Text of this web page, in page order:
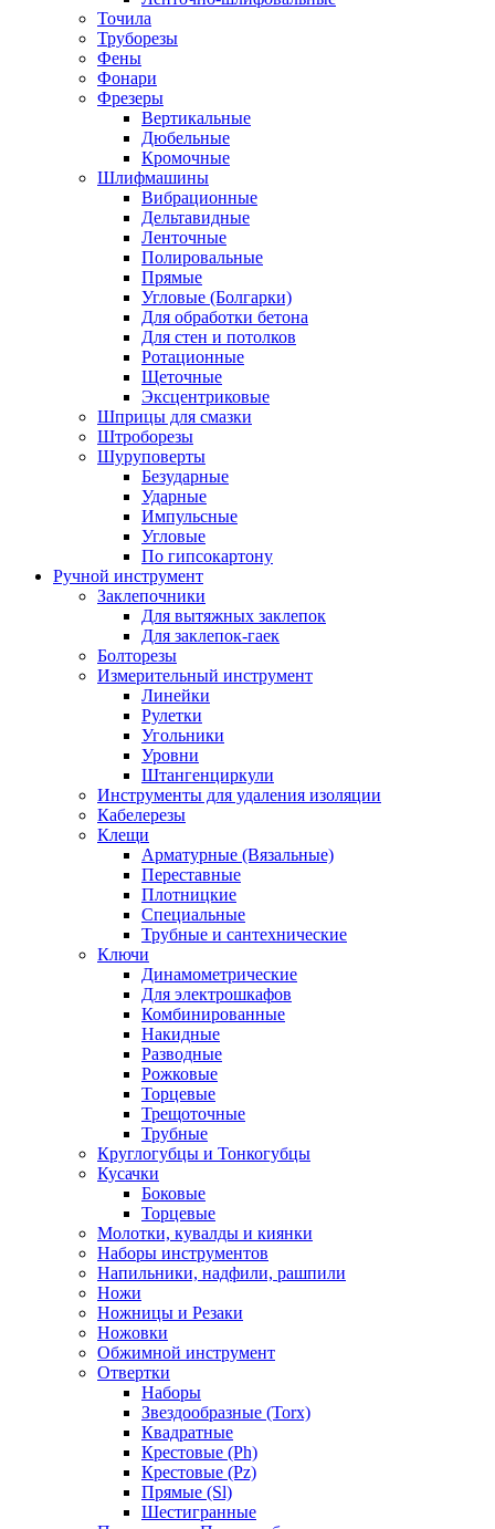
Точила
Труборезы
Фены
Фонари
Фрезеры
Вертикальные
Дюбельные
Кромочные
Шлифмашины
Вибрационные
Дельтавидные
Ленточные
Полировальные
Прямые
Угловые (Болгарки)
Для обработки бетона
Для стен и потолков
Ротационные
Щеточные
Эксцентриковые
Шприцы для смазки
Штроборезы
Шуруповерты
Безударные
Ударные
Импульсные
Угловые
По гипсокартону
Ручной инструмент
Заклепочники
Для вытяжных заклепок
Для заклепок-гаек
Болторезы
Измерительный инструмент
Линейки
Рулетки
Угольники
Уровни
Штангенциркули
Инструменты для удаления изоляции
Кабелерезы
Клещи
Арматурные (Вязальные)
Переставные
Плотницкие
Специальные
Трубные и сантехнические
Ключи
Динамометрические
Для электрошкафов
Комбинированные
Накидные
Разводные
Рожковые
Торцевые
Трещоточные
Трубные
Круглогубцы и Тонкогубцы
Кусачки
Боковые
Торцевые
Молотки, кувалды и киянки
Наборы инструментов
Напильники, надфили, рашпили
Ножи
Ножницы и Резаки
Ножовки
Обжимной инструмент
Отвертки
Наборы
Звездообразные (Torx)
Квадратные
Крестовые (Ph)
Крестовые (Pz)
Прямые (Sl)
Шестигранные